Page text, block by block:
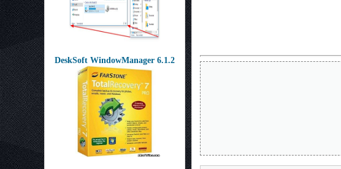
DeskSoft WindowManager 6.1.2